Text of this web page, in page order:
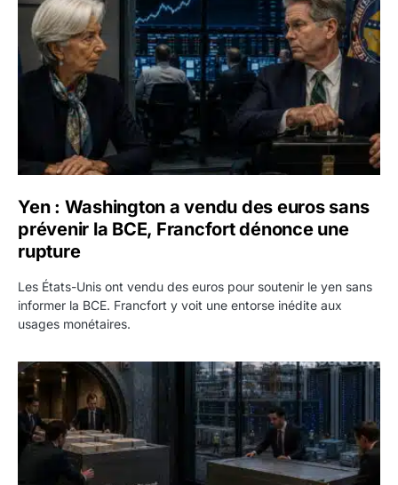
Yen : Washington a vendu des euros sans
prévenir la BCE, Francfort dénonce une
rupture
Les États-Unis ont vendu des euros pour soutenir le yen sans
informer la BCE. Francfort y voit une entorse inédite aux
usages monétaires.
Jane Street négocie le transfert de 11 milliards de